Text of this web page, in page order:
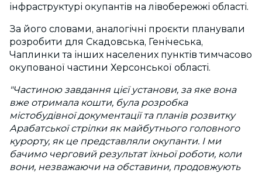
інфраструктурі окупантів на лівобережжі області.
За його словами, аналогічні проєкти планували
розробити для Скадовська, Генічеська,
Чаплинки та інших населених пунктів тимчасово
окупованої частини Херсонської області.
"Частиною завдання цієї установи, за яке вона
вже отримала кошти, була розробка
містобудівної документації та планів розвитку
Арабатської стрілки як майбутнього головного
курорту, як це представляли окупанти. І ми
бачимо черговий результат їхньої роботи, коли
вони, незважаючи на обставини, продовжують